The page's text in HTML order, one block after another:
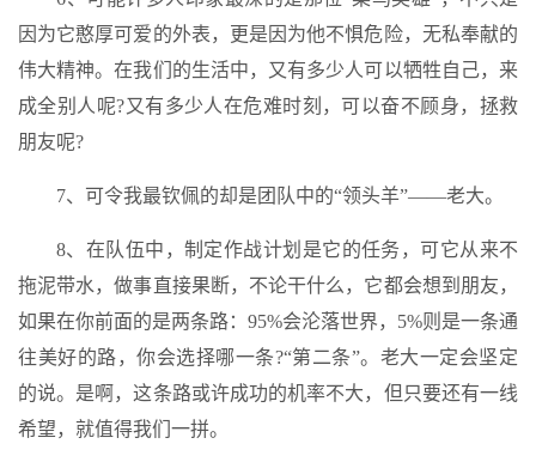
因为它憨厚可爱的外表，更是因为他不惧危险，无私奉献的
伟大精神。在我们的生活中，又有多少人可以牺牲自己，来
成全别人呢?又有多少人在危难时刻，可以奋不顾身，拯救
朋友呢?
7、可令我最钦佩的却是团队中的“领头羊”——老大。
8、在队伍中，制定作战计划是它的任务，可它从来不
拖泥带水，做事直接果断，不论干什么，它都会想到朋友，
如果在你前面的是两条路：95%会沦落世界，5%则是一条通
往美好的路，你会选择哪一条?“第二条”。老大一定会坚定
的说。是啊，这条路或许成功的机率不大，但只要还有一线
希望，就值得我们一拼。